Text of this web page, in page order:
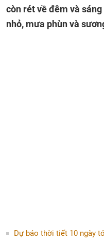
còn rét về đêm và
nhỏ, mưa phùn và
Dự báo thời tiết 10 ngày